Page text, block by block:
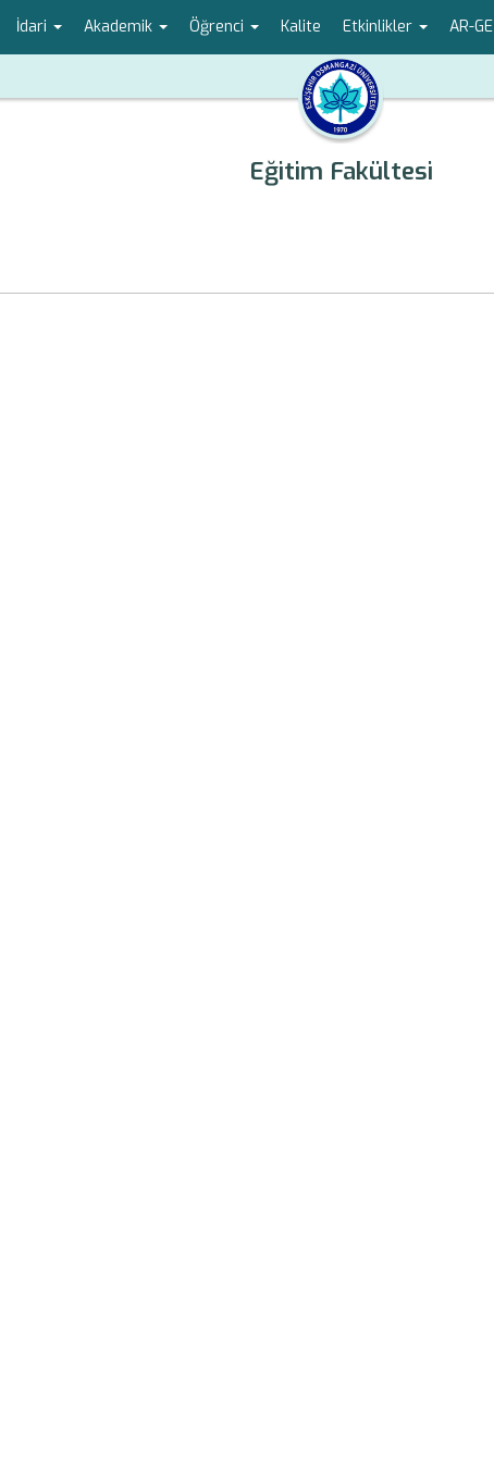
İdari Akademik Öğrenci Kalite Etkinlikler AR-GE
Eğitim Fakültesi